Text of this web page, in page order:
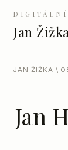
DIGITÁLNÍ
Jan Žižka
JAN ŽIŽKA \
Jan